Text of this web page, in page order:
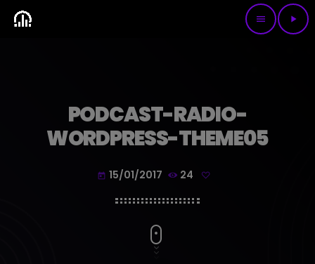
menu play_arrow
PODCAST-RADIO-
WORDPRESS-THEME05
today 15/01/2017 24